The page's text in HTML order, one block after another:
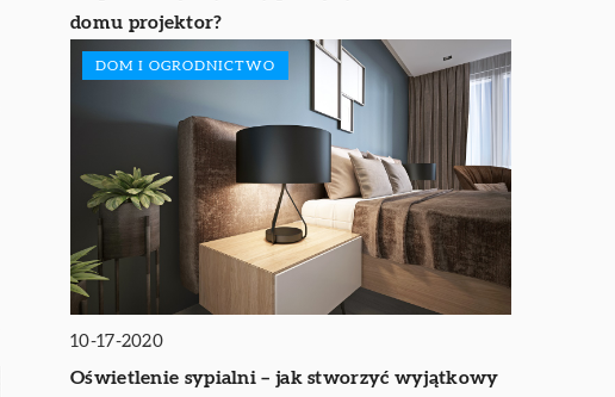
domu projektor?
DOM I OGRODNICTWO
10-17-2020
Oświetlenie sypialni – jak stworzyć wyjątkowy